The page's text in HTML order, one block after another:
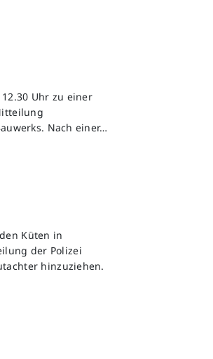
Uhr zu einer
Nach einer…
Küten in
der Polizei
hinzuziehen.